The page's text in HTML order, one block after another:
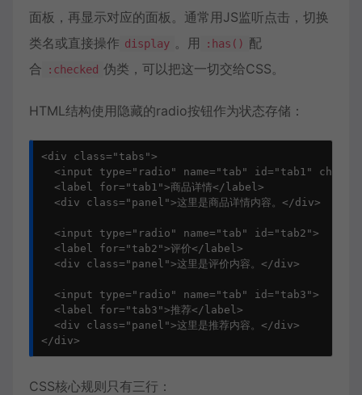
面板，再显示对应的面板。通常用JS监听点击，切换
类名或直接操作 display 。用 :has() 配
合
:checked 伪类，可以把这一切交给CSS。
HTML结构使用隐藏的radio按钮作为状态存储：
<div class="tabs">
<input type="radio" name="tab" id="tab1"
  <label for="tab1">商品详情</label>
  <div class="panel">这里是商品详情内容。</div>
  <input type="radio" name="tab" id="tab2">
  <label for="tab2">评价</label>
  <div class="panel">这里是评价内容。</div>
  <input type="radio" name="tab" id="tab3">
  <label for="tab3">推荐</label>
  <div class="panel">这里是推荐内容。</div>
</div>
CSS核心规则只有三行：